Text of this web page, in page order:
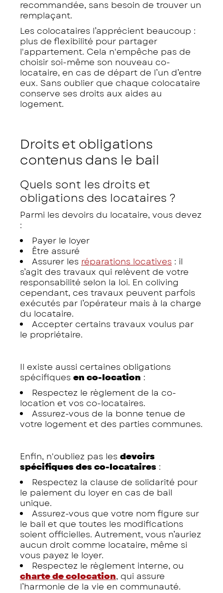
recommandée, sans besoin de trouver un
remplaçant.
Les colocataires l’apprécient beaucoup :
plus de flexibilité pour partager
l'appartement. Cela n'empêche pas de
choisir soi-même son nouveau co-
locataire, en cas de départ de l’un d’entre
eux. Sans oublier que chaque colocataire
conserve ses droits aux aides au
logement.
Droits et obligations
contenus dans le bail
Quels sont les droits et
obligations des locataires ?
Parmi les devoirs du locataire, vous devez
:
Payer le loyer
Être assuré
Assurer les réparations locatives : il
s’agit des travaux qui relèvent de votre
responsabilité selon la loi. En coliving
cependant, ces travaux peuvent parfois
exécutés par l’opérateur mais à la charge
du locataire.
Accepter certains travaux voulus par
le propriétaire.
Il existe aussi certaines obligations
spécifiques en co-location :
Respectez le règlement de la co-
location et vos co-locataires.
Assurez-vous de la bonne tenue de
votre logement et des parties communes.
Enfin, n'oubliez pas les devoirs
spécifiques des co-locataires :
Respectez la clause de solidarité pour
le paiement du loyer en cas de bail
unique.
Assurez-vous que votre nom figure sur
le bail et que toutes les modifications
soient officielles. Autrement, vous n’auriez
aucun droit comme locataire, même si
vous payez le loyer.
Respectez le règlement interne, ou
charte de colocation, qui assure
l’harmonie de la vie en communauté.